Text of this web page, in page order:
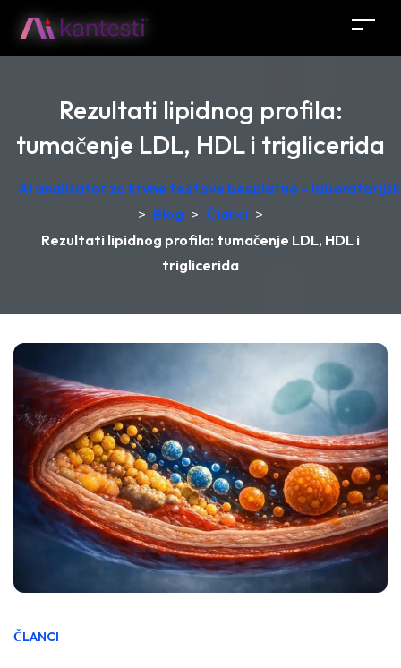
Rezultati lipidnog profila:
tumačenje LDL, HDL i triglicerida
AI analizator za krvne testove besplatno –
> Blog > Članci >
Rezultati lipidnog profila: tumačenje LDL, HDL i
triglicerida
ČLANCI